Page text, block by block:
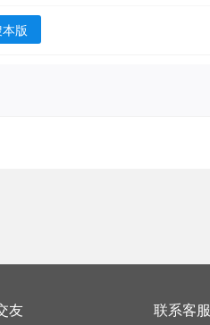
本版
友 联系客服